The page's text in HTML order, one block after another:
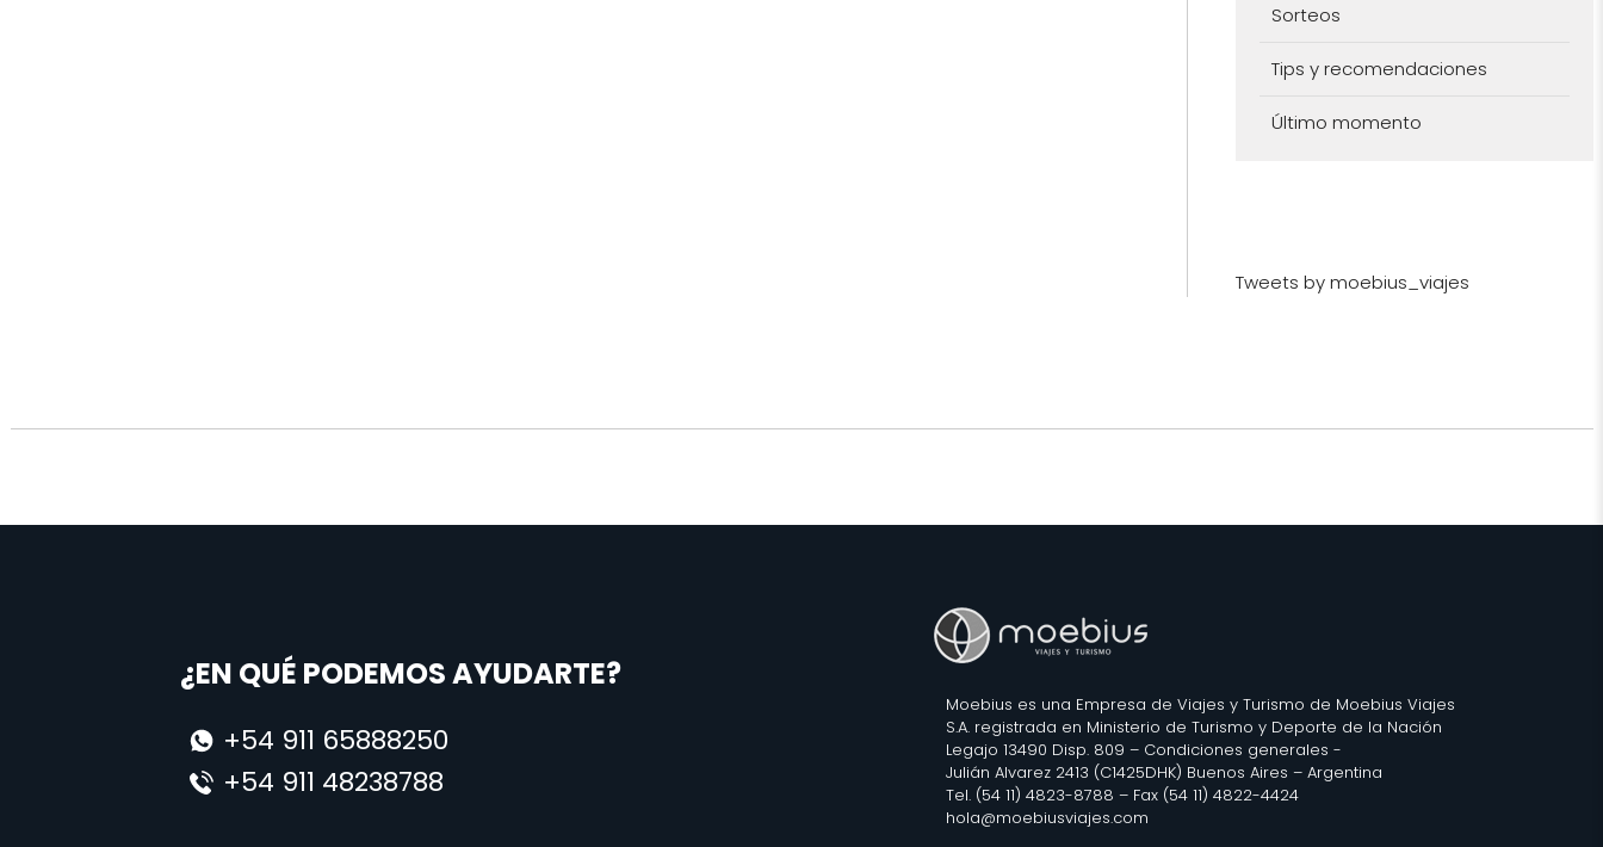
Sorteos
Tips y recomendaciones
Último momento
Tweets by moebius_viajes
¿EN QUÉ PODEMOS AYUDARTE?
+54 911 65888250
+54 911 48238788
Moebius es una Empresa de Viajes y Turismo de Moebius Viajes
S.A. registrada en Ministerio de Turismo y Deporte de la Nación
Legajo 13490 Disp. 809 – Condiciones generales -
Julián Alvarez 2413 (C1425DHK) Buenos Aires – Argentina
Tel. (54 11) 4823-8788 – Fax (54 11) 4822-4424
hola@moebiusviajes.com